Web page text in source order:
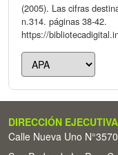
(2005). Las cifras
n.314. páginas 38-42.
https://
DIRECCIÓN EJECUTIVA
Calle Nueva Uno